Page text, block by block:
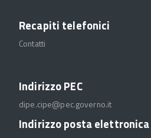
Recapiti telefonici
Contatti
Indirizzo PEC
dipe.cipe@pec.governo.it
Indirizzo posta elettronica